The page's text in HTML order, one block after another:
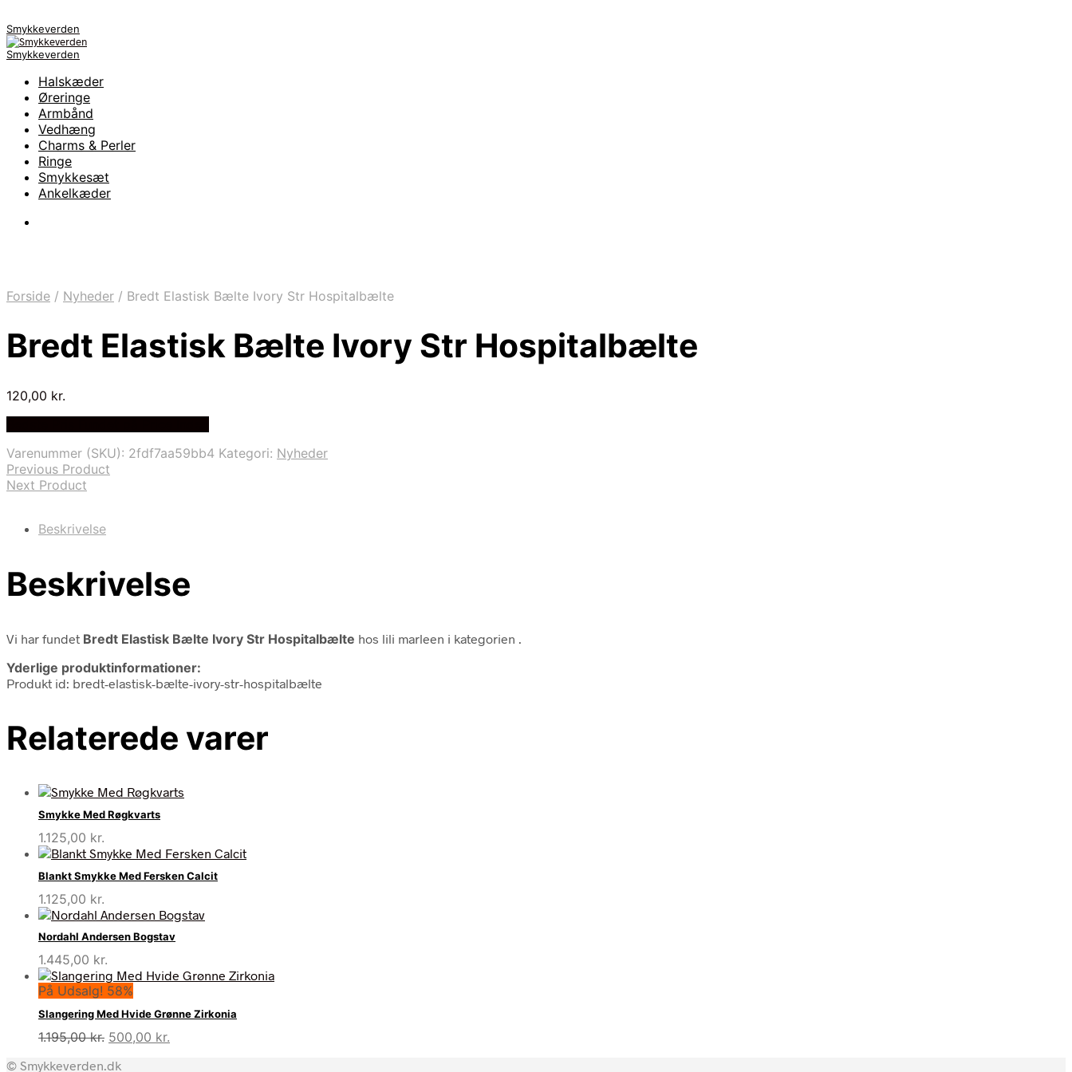
Smykkeverden
Smykkeverden
Halskæder
Øreringe
Armbånd
Vedhæng
Charms & Perler
Ringe
Smykkesæt
Ankelkæder
Forside / Nyheder / Bredt Elastisk Bælte Ivory Str Hospitalbælte
Bredt Elastisk Bælte Ivory Str Hospitalbælte
120,00 kr.
Varenummer (SKU): 2fdf7aa59bb4 Kategori: Nyheder
Previous Product
Next Product
Beskrivelse
Beskrivelse
Vi har fundet Bredt Elastisk Bælte Ivory Str Hospitalbælte hos lili marleen i kategorien
Yderlige produktinformationer:
Produkt id: bredt-elastisk-bælte-ivory-str-hospitalbælte
Relaterede varer
Smykke Med Røgkvarts
1.125,00 kr.
Blankt Smykke Med Fersken Calcit
1.125,00 kr.
Nordahl Andersen Bogstav
1.445,00 kr.
På Udsalg! 58%
Slangering Med Hvide Grønne Zirkonia
1.195,00kr. Den
pris
500,00 kr.
© Smykkeverden.dk